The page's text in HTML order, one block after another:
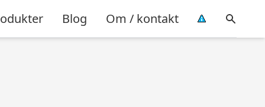
Blog Om / kontakt